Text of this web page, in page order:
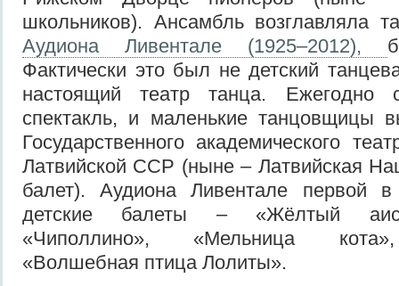
школьников). Ансамбль возглавляла
Аудиона Ливентале (1925–2012),
Фактически это был не детский
настоящий театр танца. Ежегодно
спектакль, и маленькие танцовщицы
Государственного академического
Латвийской ССР (ныне – Латвийская
балет). Аудиона Ливентале первой в
детские балеты – «Жёлтый
«Чиполлино», «Мельница
«Волшебная птица Лолиты».